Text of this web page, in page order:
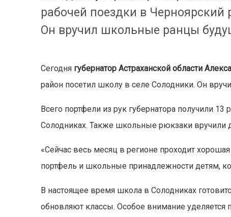
рабочей поездки в
Он вручил школьные ранцы
Сегодня губернатор Астраханской области
район посетил школу в селе Солодники. Он
Всего портфели из рук губернатора получили
Солодниках. Также школьные рюкзаки вручили
«Сейчас весь месяц в регионе проходит
портфель и школьные принадлежности детям,
В настоящее время школа в Солодниках
обновляют классы. Особое внимание